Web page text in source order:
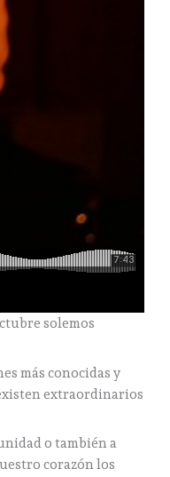
solemos
más conocidas y
extraordinarios
o también a
corazón los